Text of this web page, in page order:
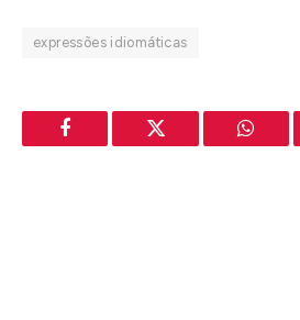
expressões idiomáticas
Facebook Twitter